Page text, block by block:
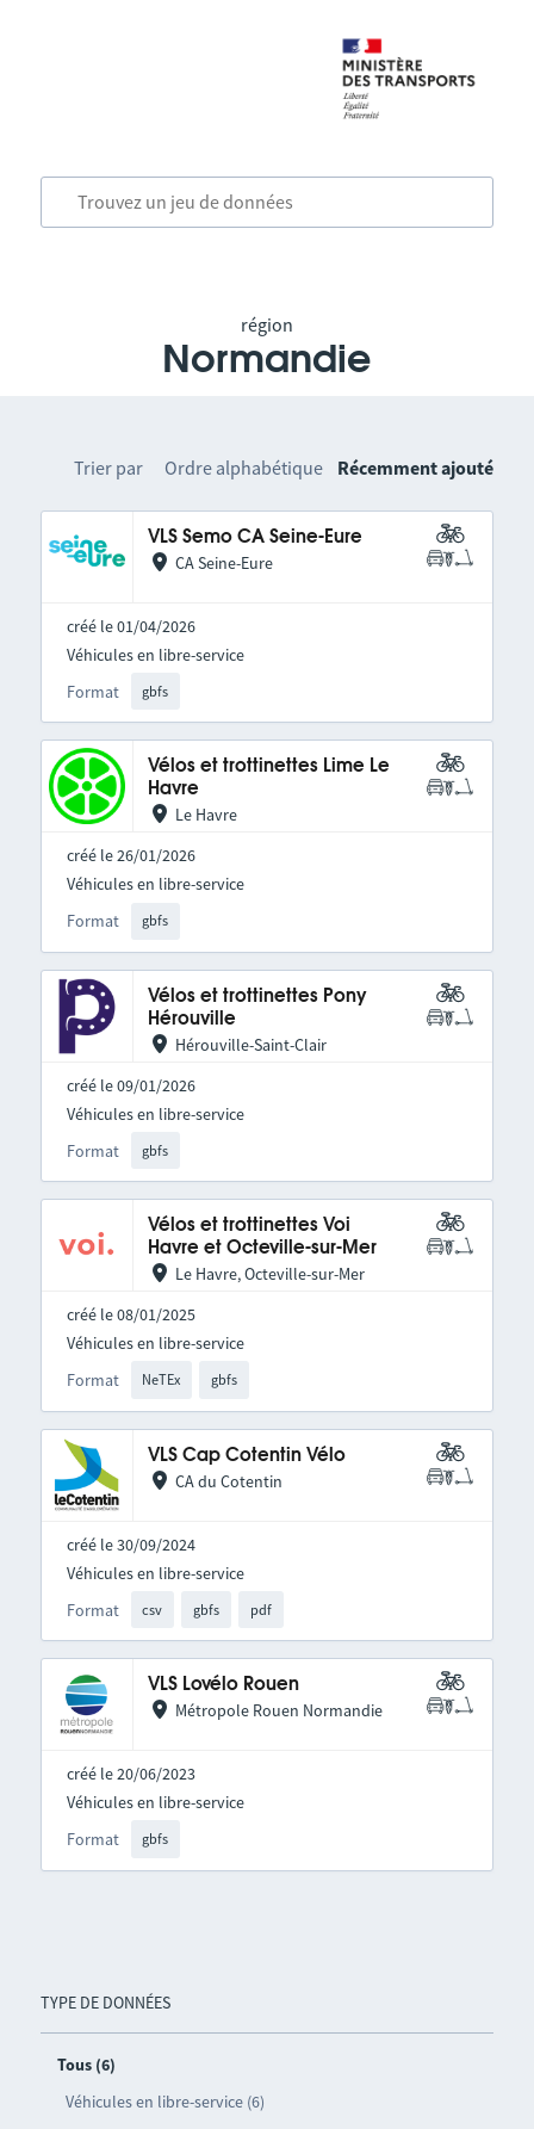
région
Normandie
TYPE DE DONNÉES
Tous (6)
Véhicules en libre-service (6)
Trier par Ordre alphabétique Récemment ajouté
VLS Semo CA Seine-Eure
CA Seine-Eure
créé le 01/04/2026
Format gbfs
Véhicules en libre-service
Vélos et trottinettes Lime Le
Havre
Le Havre
créé le 26/01/2026
Format gbfs
Véhicules en libre-service
Vélos et trottinettes Pony
Hérouville
Hérouville-Saint-Clair
créé le 09/01/2026
Format gbfs
Véhicules en libre-service
Vélos et trottinettes Voi
Havre et Octeville-sur-Mer
Le Havre, Octeville-sur-Mer
créé le 08/01/2025
Format NeTEx gbfs
Véhicules en libre-service
VLS Cap Cotentin Vélo
CA du Cotentin
créé le 30/09/2024
Format csv gbfs pdf
Véhicules en libre-service
VLS Lovélo Rouen
Métropole Rouen Normandie
créé le 20/06/2023
Format gbfs
Véhicules en libre-service